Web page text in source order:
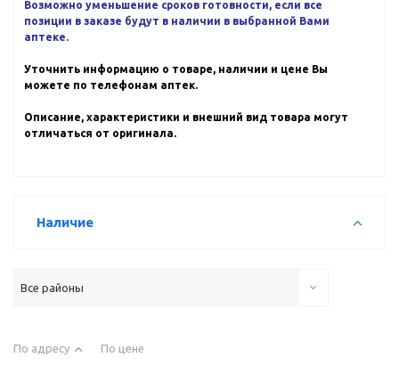
Возможно уменьшение сроков готовности, если все
позиции в заказе будут в наличии в выбранной Вами
аптеке.
Уточнить информацию о товаре, наличии и цене Вы
можете по телефонам аптек.
Описание, характеристики и внешний вид товара могут
отличаться от оригинала.
Наличие
Все районы
По адресу По цене